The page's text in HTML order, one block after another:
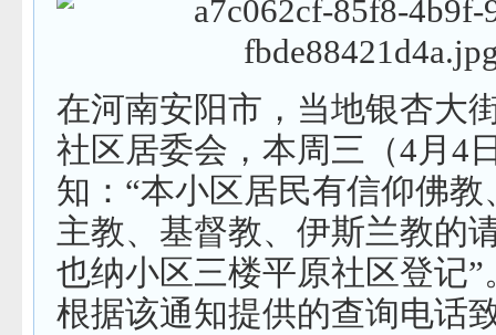
在河南安阳市，当地银杏大
社区居委会，本周三（4月4
知：“本小区居民有信仰佛教
主教、基督教、伊斯兰教的
也纳小区三楼平原社区登记”
根据该通知提供的查询电话